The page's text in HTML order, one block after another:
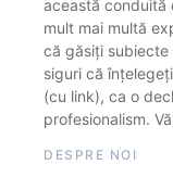
această conduită
mult mai multă
că găsiți subiecte
siguri că
(cu link), ca o
profesionalism.
DESPRE NOI